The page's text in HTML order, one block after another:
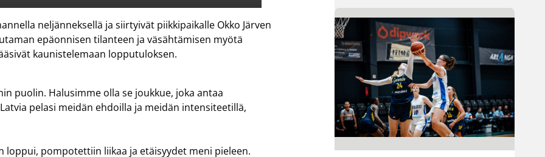
neljänneksellä ja siirtyivät piikkipaikalle Okko Järven
epäonnisen tilanteen ja väsähtämisen myötä
kaunistelemaan lopputuloksen.
puolin. Halusimme olla se joukkue, joka antaa
pelasi meidän ehdoilla ja meidän intensiteetillä,
loppui, pompotettiin liikaa ja etäisyydet meni pieleen.